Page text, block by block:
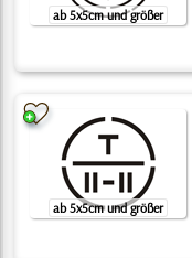
ab 5x5cm und größer
ab 5x5cm und größer